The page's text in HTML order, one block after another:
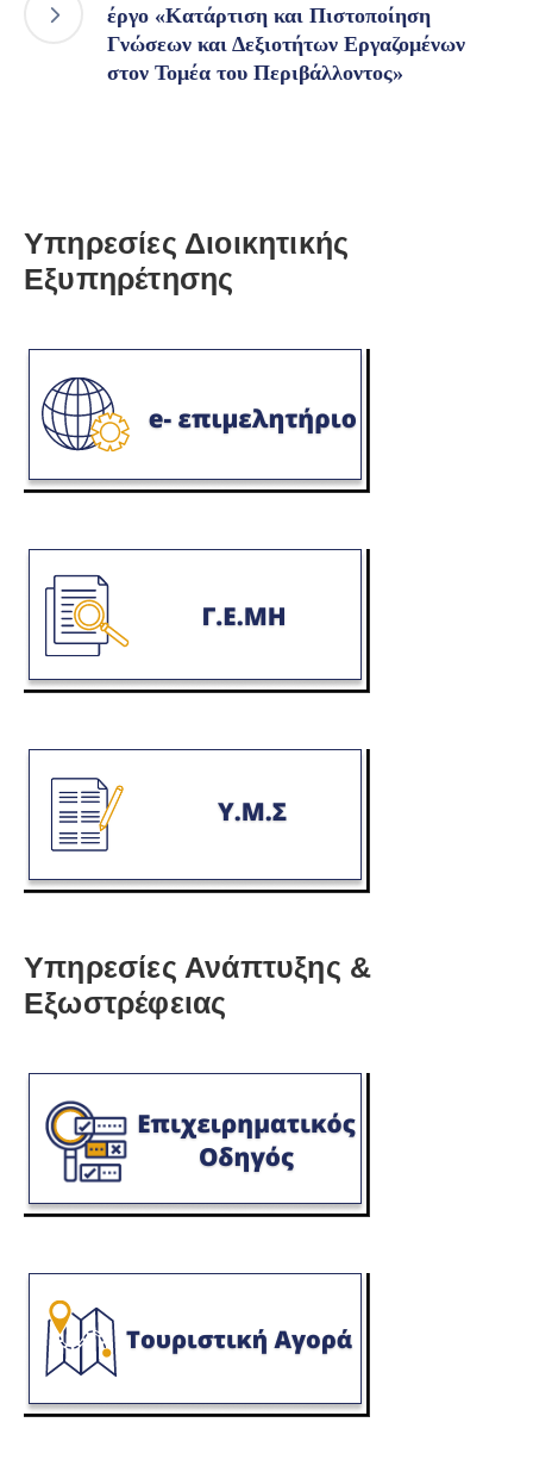
έργο «Κατάρτιση και Πιστοποίηση
Γνώσεων και Δεξιοτήτων Εργαζομένων
στον Τομέα του Περιβάλλοντος»
Υπηρεσίες Διοικητικής
Εξυπηρέτησης
Υπηρεσίες Ανάπτυξης &
Εξωστρέφειας